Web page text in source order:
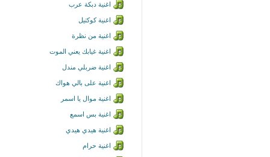
اغنية دبكة عرب
اغنية كوكتيل
اغنية من نظرة
اغنية غيابك يعني الموت
اغنية ضربلي مندل
اغنية على بالي هواك
اغنية موال يا اسمر
اغنية بس اسمع
اغنية هيدي هيدي
اغنية حرام